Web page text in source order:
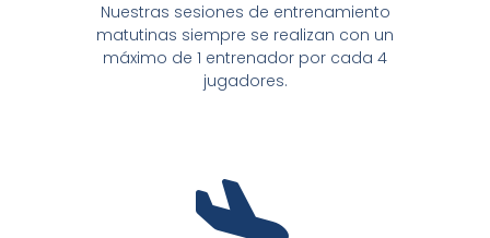
Nuestras sesiones de entrenamiento
matutinas siempre se realizan con un
máximo de 1 entrenador por cada 4
jugadores.